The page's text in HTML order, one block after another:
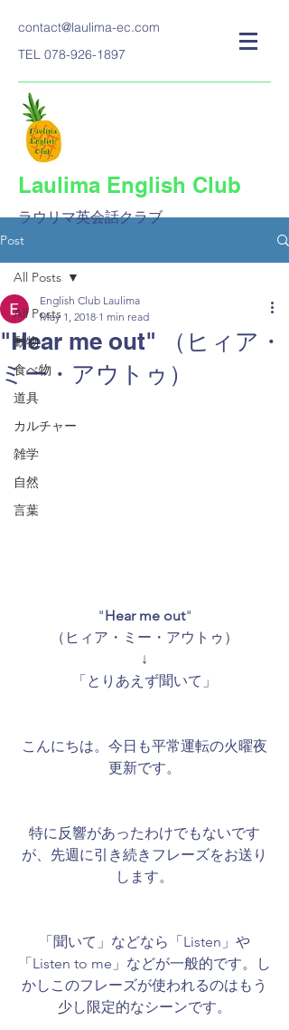
contact@laulima-ec.com
TEL 078-926-1897
Laulima English Club
ラウリマ英会話クラブ​
Post
All Posts
動物
食べ物
道具
カルチャー
雑学
自然
言葉
All Posts
"Hear me out" （ヒィア・
ミー・アウトゥ）
English Club Laulima
May 1, 2018 1 min read
"Hear me out"
（ヒィア・ミー・アウトゥ）
↓
「とりあえず聞いて」
こんにちは。今日も平常運転の火曜夜
更新です。
特に反響があったわけでもないです
が、先週に引き続きフレーズをお送り
します。
「聞いて」などなら「Listen」や
「Listen to me」などが一般的です。し
かしこのフレーズが使われるのはもう
少し限定的なシーンです。